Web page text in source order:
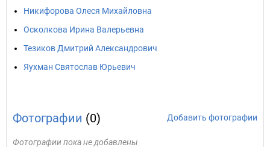
Никифорова Олеся Михайловна
Осколкова Ирина Валерьевна
Тезиков Дмитрий Александрович
Яухман Святослав Юрьевич
Фотографии (0) Добавить фотографии
Фотографии пока не добавлены